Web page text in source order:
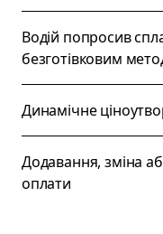
Водій попросив
безготівковим
Динамічне
Додавання, зміна
оплати